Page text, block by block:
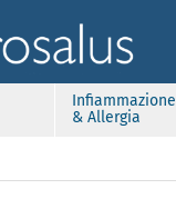
Infiammazione
& Allergia